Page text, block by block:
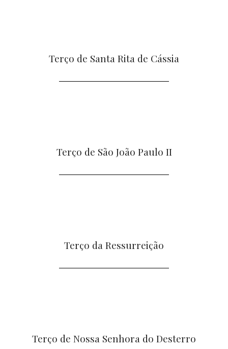
Terço de Santa Rita de Cássia
Terço de São João Paulo II
Terço da Ressurreição
Terço de Nossa Senhora do Desterro